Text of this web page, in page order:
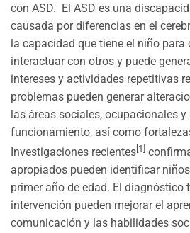
con ASD. El ASD es una
causada por diferencias en el
la capacidad que tiene el niño para
interactuar con otros y puede
intereses y actividades repetitivas
problemas pueden generar
las áreas sociales, ocupacionales y
funcionamiento, así como
Investigaciones recientes [1]
apropiados pueden identificar
primer año de edad. El diagnóstico
intervención pueden mejorar el
comunicación y las habilidades